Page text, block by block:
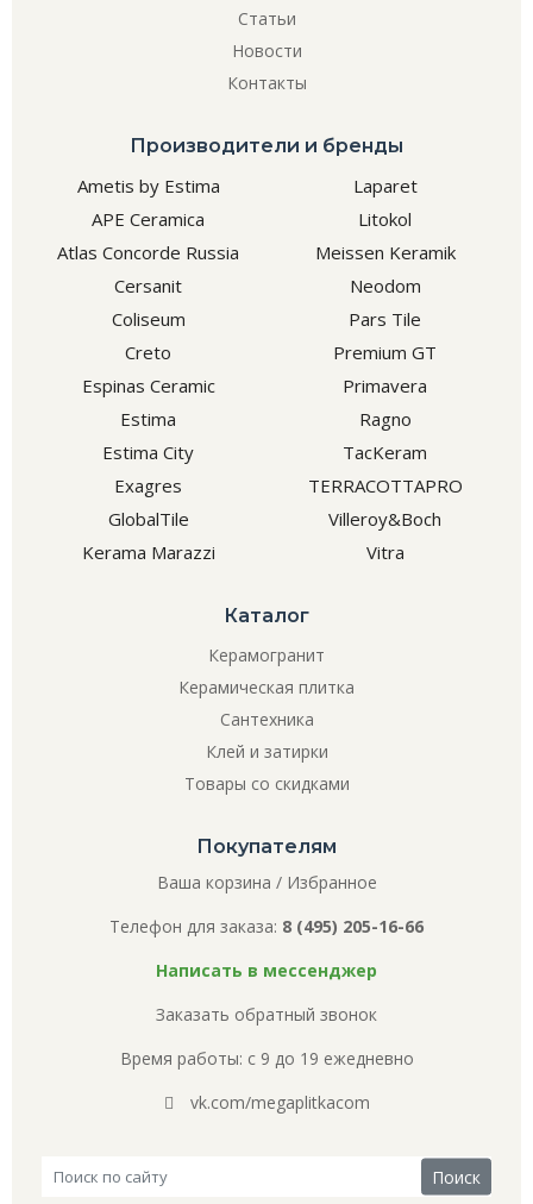
Статьи
Новости
Контакты
Производители и бренды
Ametis by Estima
APE Ceramica
Atlas Concorde Russia
Cersanit
Coliseum
Creto
Espinas Ceramic
Estima
Estima City
Exagres
GlobalTile
Kerama Marazzi
Laparet
Litokol
Meissen Keramik
Neodom
Pars Tile
Premium GT
Primavera
Ragno
TacKeram
TERRACOTTAPRO
Villeroy&Boch
Vitra
Каталог
Керамогранит
Керамическая плитка
Сантехника
Клей и затирки
Товары со скидками
Покупателям
Ваша корзина / Избранное
Телефон для заказа: 8 (495) 205-16-66
Написать в мессенджер
Заказать обратный звонок
Время работы: с 9 до 19 ежедневно
vk.com/megaplitkacom